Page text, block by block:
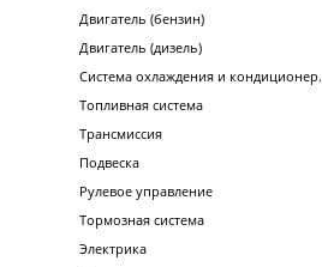
Двигатель (бензин)
Двигатель (дизель)
Система охлаждения и кондиционер.
Топливная система
Трансмиссия
Подвеска
Рулевое управление
Тормозная система
Электрика